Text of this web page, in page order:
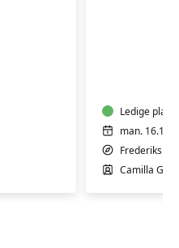
børn
Ledige
man.
Camilla